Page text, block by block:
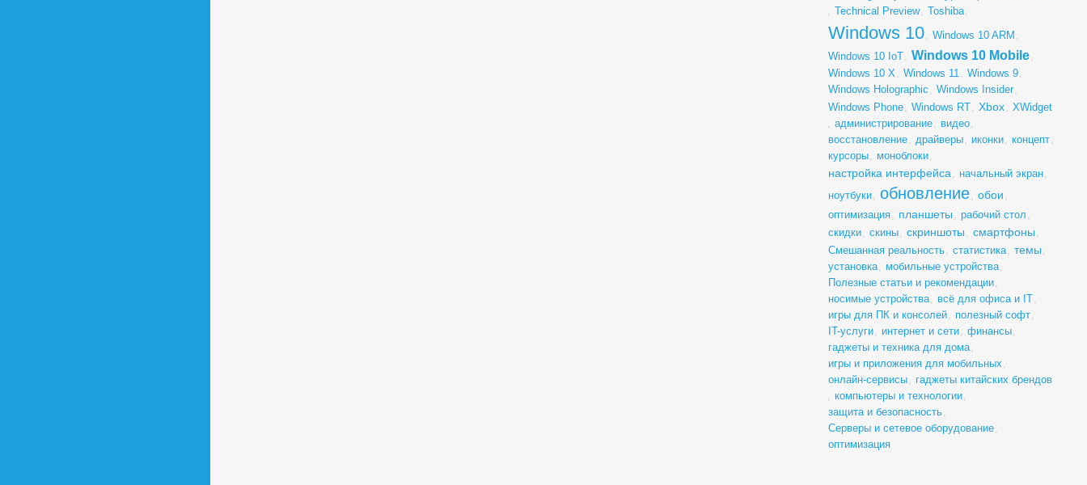
, Technical Preview, Toshiba,
Windows 10, Windows 10 ARM ,
Windows 10 IoT, Windows 10 Mobile,
Windows 10 X, Windows 11, Windows 9,
Windows Holographic , Windows Insider,
Windows Phone, Windows RT, Xbox, XWidget
, администрирование, видео,
восстановление, драйверы, иконки, концепт,
курсоры, моноблоки,
настройка интерфейса, начальный экран,
ноутбуки, обновление, обои ,
оптимизация, планшеты , рабочий стол ,
скидки, скины, скриншоты , смартфоны ,
Смешанная реальность, статистика, темы ,
установка, мобильные устройства,
Полезные статьи и рекомендации,
носимые устройства, всё для офиса и IT,
игры для ПК и консолей, полезный софт,
IT-услуги, интернет и сети, финансы,
гаджеты и техника для дома,
игры и приложения для мобильных ,
онлайн-сервисы, гаджеты китайских брендов
, компьютеры и технологии,
защита и безопасность,
Серверы и сетевое оборудование,
оптимизация